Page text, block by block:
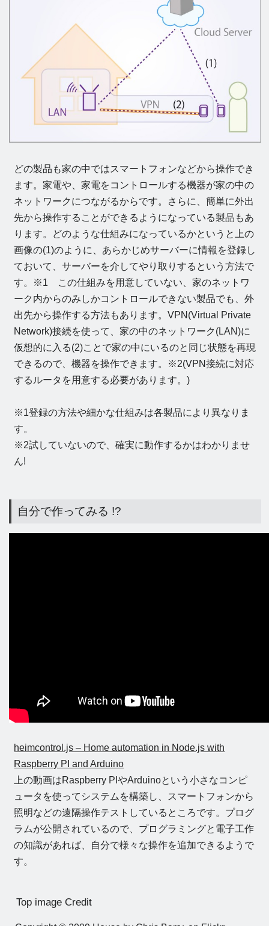
どの製品も家の中ではスマートフォンなどから操作でき
ます。家電や、家電をコントロールする機器が家の中の
ネットワークにつながるからです。さらに、簡単に外出
先から操作することができるようになっている製品もあ
ります。どのような仕組みになっているかというと上の
画像の(1)のように、あらかじめサーバーに情報を登録し
ておいて、サーバーを介してやり取りするという方法で
す。※1 この仕組みを用意していない、家のネットワ
ーク内からのみしかコントロールできない製品でも、外
出先から操作する方法もあります。VPN(Virtual Private
Network)接続を使って、家の中のネットワーク(LAN)に
仮想的に入る(2)ことで家の中にいるのと同じ状態を再現
できるので、機器を操作できます。※2(VPN接続に対応
するルータを用意する必要があります。)
※1登録の方法や細かな仕組みは各製品により異なりま
す。
※2試していないので、確実に動作するかはわかりませ
ん!
自分で作ってみる !?
heimcontrol.js – Home automation in Node.js with
Raspberry PI and Arduino
上の動画はRaspberry PIやArduinoという小さなコンピ
ュータを使ってシステムを構築し、スマートフォンから
照明などの遠隔操作テストしているところです。プログ
ラムが公開されているので、プログラミングと電子工作
の知識があれば、自分で様々な操作を追加できるようで
す。
Top image Credit